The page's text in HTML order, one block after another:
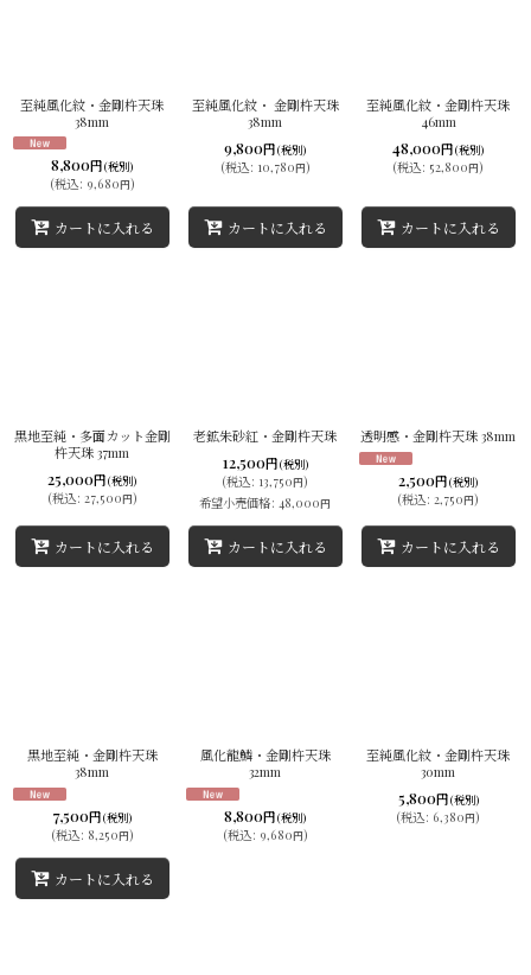
至純風化紋・金剛杵天珠
38mm
8,800円 (税別)
(税込: 9,680円)
カートに入れる
至純風化紋・ 金剛杵天珠
38mm
9,800円 (税別)
(税込: 10,780円)
カートに入れる
至純風化紋・金剛杵天珠
46mm
48,000円 (税別)
(税込: 52,800円)
カートに入れる
黒地至純・多面カット金剛
杵天珠 37mm
25,000円 (税別)
(税込: 27,500円)
カートに入れる
老鉱朱砂紅・金剛杵天珠
12,500円(税別)
(税込: 13,750円)
希望小売価格: 48,000円
カートに入れる
透明感・金剛杵天珠 38mm
2,500円 (税別)
(税込: 2,750円)
カートに入れる
黒地至純・金剛杵天珠
38mm
7,500円(税別)
(税込: 8,250円)
カートに入れる
風化龍鱗・金剛杵天珠
32mm
8,800円 (税別)
(税込: 9,680円)
至純風化紋・金剛杵天珠
30mm
5,800円(税別)
(税込: 6,380円)